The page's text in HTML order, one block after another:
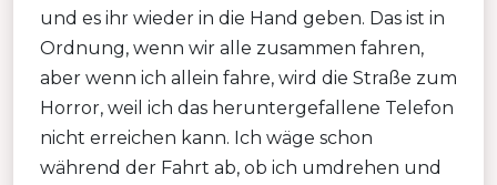
und es ihr wieder in die Hand geben. Das ist in
Ordnung, wenn wir alle zusammen fahren,
aber wenn ich allein fahre, wird die Straße zum
Horror, weil ich das heruntergefallene Telefon
nicht erreichen kann. Ich wäge schon
während der Fahrt ab, ob ich umdrehen und